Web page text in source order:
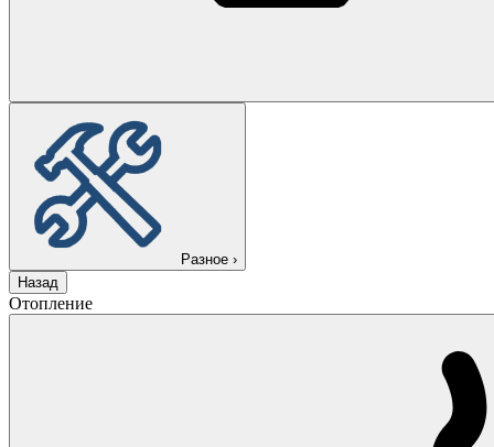
Разное ›
Назад
Отопление